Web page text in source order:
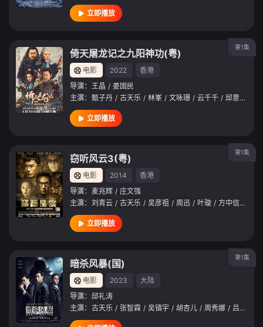
立即播放
第1集
倚天屠龙记之九阳神功(粤)
电影 2022
香港
导演： 王晶 / 姜国民
主演： 甄子丹 / 古天乐 / 林峯 / 文咏珊 / 云千千 / 邱意浓
立即播放
第1集
窃听风云3(粤)
电影 2014
香港
导演： 麦兆辉 / 庄文强
主演： 刘青云 / 古天乐 / 吴彦祖 / 周迅 / 叶璇 / 方中信 /
立即播放
第1集
暗杀风暴(国)
电影 2023
大陆
导演： 邱礼涛
主演： 古天乐 / 张智霖 / 吴镇宇 / 胡杏儿 / 周秀娜 / 吕良伟